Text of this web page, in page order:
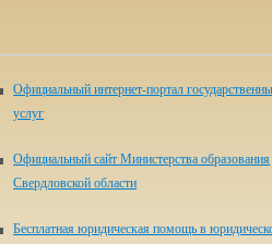
Официальный интернет-портал
услуг
Официальный сайт Министерства образования
Свердловской области
Бесплатная юридическая помощь в